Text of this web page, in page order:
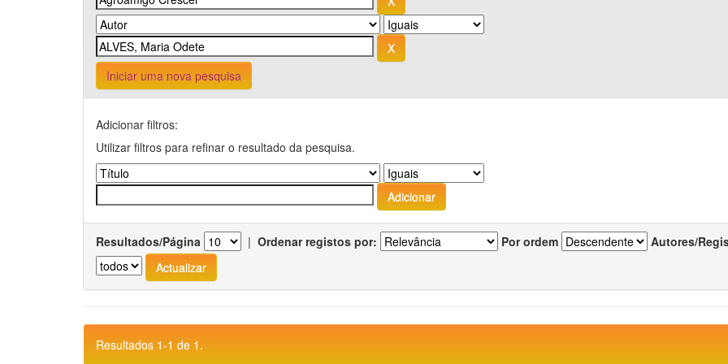
Iniciar uma nova pesquisa
Adicionar filtros:
Utilizar filtros para refinar o resultado da pesquisa.
Resultados/Página | Ordenar registos por: Por ordem Autores/
Resultados 1-1 de 1.